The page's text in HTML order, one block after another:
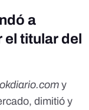
a
el titular del
okdiario.com y
dimitió y